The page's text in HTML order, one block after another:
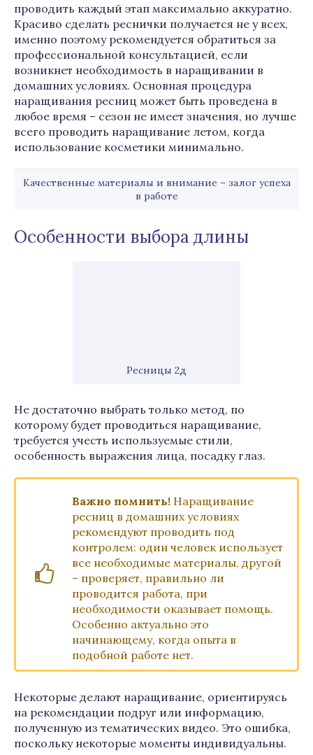
проводить каждый этап максимально аккуратно.
Красиво сделать реснички получается не у всех,
именно поэтому рекомендуется обратиться за
профессиональной консультацией, если
возникнет необходимость в наращивании в
домашних условиях. Основная процедура
наращивания ресниц может быть проведена в
любое время – сезон не имеет значения, но лучше
всего проводить наращивание летом, когда
использование косметики минимально.
Качественные материалы и внимание – залог успеха
в работе
Особенности выбора длины
Ресницы 2д
Не достаточно выбрать только метод, по
которому будет проводиться наращивание,
требуется учесть используемые стили,
особенность выражения лица, посадку глаз.
Важно помнить! Наращивание
ресниц в домашних условиях
рекомендуют проводить под
контролем: один человек использует
все необходимые материалы, другой
– проверяет, правильно ли
проводится работа, при
необходимости оказывает помощь.
Особенно актуально это
начинающему, когда опыта в
подобной работе нет.
Некоторые делают наращивание, ориентируясь
на рекомендации подруг или информацию,
полученную из тематических видео. Это ошибка,
поскольку некоторые моменты индивидуальны.